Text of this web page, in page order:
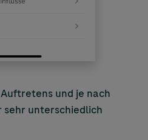
und je nach
sehr unterschiedlich